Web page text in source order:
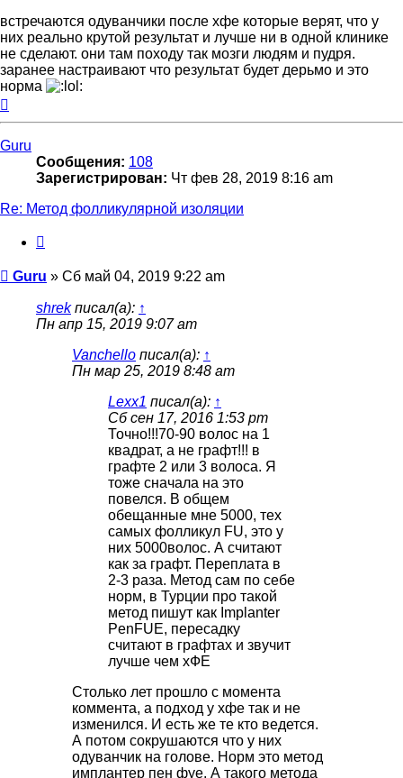
встречаются одуванчики после хфе которые верят, что у
них реально крутой результат и лучше ни в одной клинике
не сделают. они там походу так мозги людям и пудря.
заранее настраивают что результат будет дерьмо и это
норма
Guru
Сообщения: 108
Зарегистрирован: Чт фев 28, 2019 8:16 am
Re: Метод фолликулярной изоляции
Сообщение
Guru » Сб май 04, 2019 9:22 am
shrekписал(а): ↑
Пн апр 15, 2019 9:07 am
Vanchello писал(а): ↑
Пн мар 25, 2019 8:48 am
Lexx1 писал(а): ↑
Сб сен 17, 2016 1:53 pm
Точно!!!70-90 волос на 1
квадрат, а не графт!!! в
графте 2 или 3 волоса. Я
тоже сначала на это
повелся. В общем
обещанные мне 5000, тех
самых фолликул FU, это у
них 5000волос. А считают
как за графт. Переплата в
2-3 раза. Метод сам по себе
норм, в Турции про такой
метод пишут как Imрlanter
PenFUЕ, пересадку
считают в графтах и звучит
лучше чем хФЕ
Столько лет прошло с момента
коммента, а подход у хфе так и не
изменился. И есть же те кто ведется.
А потом сокрушаются что у них
одуванчик на голове. Норм это метод
имплантер пен фуе. А такого метода